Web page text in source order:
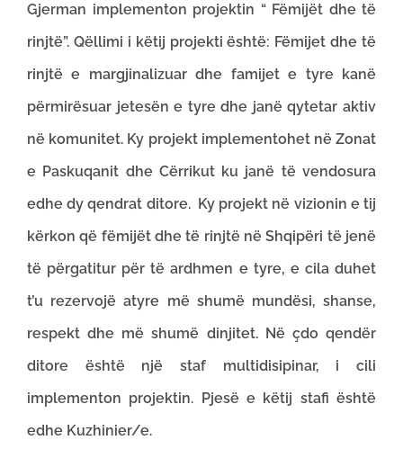
Gjerman implementon projektin “ Fëmijët dhe të
rinjtë”. Qëllimi i këtij projekti është: Fëmijet dhe të
rinjtë e margjinalizuar dhe famijet e tyre kanë
përmirësuar jetesën e tyre dhe janë qytetar aktiv
në komunitet. Ky projekt implementohet në Zonat
e Paskuqanit dhe Cërrikut ku janë të vendosura
edhe dy qendrat ditore. Ky projekt në vizionin e tij
kërkon që fëmijët dhe të rinjtë në Shqipëri të jenë
të përgatitur për të ardhmen e tyre, e cila duhet
t’u rezervojë atyre më shumë mundësi, shanse,
respekt dhe më shumë dinjitet. Në çdo qendër
ditore është një staf multidisipinar, i cili
implementon projektin. Pjesë e këtij stafi është
edhe Kuzhinier/e.